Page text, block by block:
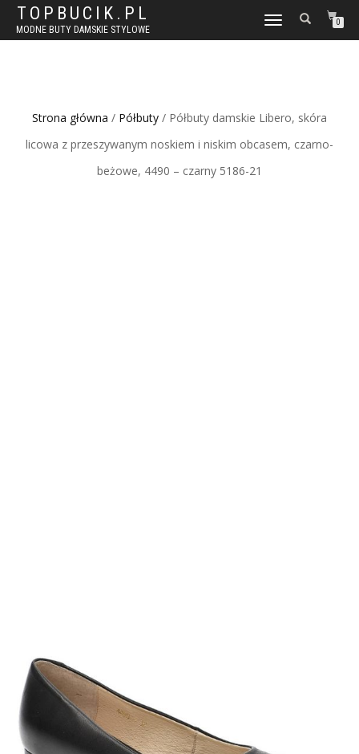
TOPBUCIK.PL
MODNE BUTY DAMSKIE STYLOWE
WŁĄCZ
NAWIGACJĘ
0
Strona główna / Półbuty / Półbuty damskie Libero, skóra
licowa z przeszywanym noskiem i niskim obcasem, czarno-
beżowe, 4490 – czarny 5186-21